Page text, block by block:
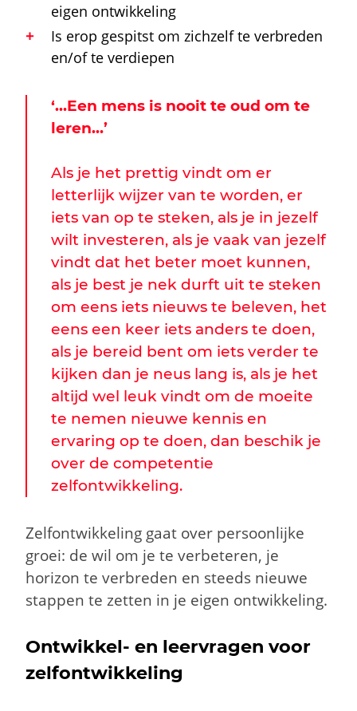
eigen ontwikkeling
Is erop gespitst om zichzelf te verbreden
en/of te verdiepen
‘…Een mens is nooit te oud om te
leren…’
Als je het prettig vindt om er
letterlijk wijzer van te worden, er
iets van op te steken, als je in jezelf
wilt investeren, als je vaak van jezelf
vindt dat het beter moet kunnen,
als je best je nek durft uit te steken
om eens iets nieuws te beleven, het
eens een keer iets anders te doen,
als je bereid bent om iets verder te
kijken dan je neus lang is, als je het
altijd wel leuk vindt om de moeite
te nemen nieuwe kennis en
ervaring op te doen, dan beschik je
over de competentie
zelfontwikkeling.
Zelfontwikkeling gaat over persoonlijke
groei: de wil om je te verbeteren, je
horizon te verbreden en steeds nieuwe
stappen te zetten in je eigen ontwikkeling.
Ontwikkel- en leervragen voor
zelfontwikkeling